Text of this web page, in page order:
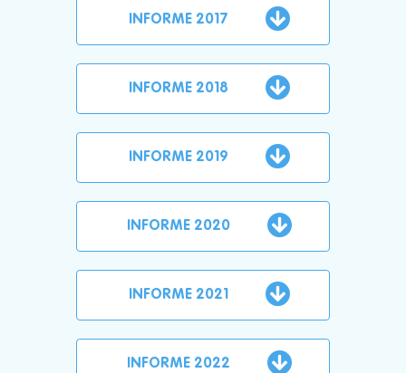
INFORME 2017
INFORME 2018
INFORME 2019
INFORME 2020
INFORME 2021
INFORME 2022